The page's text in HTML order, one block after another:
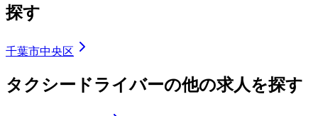
探す
千葉市中央区
タクシードライバーの他の求人を探す